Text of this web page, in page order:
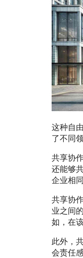
这种自
了不同
共享协
还能够
企业相
共享协
业之间
如，在
此外，
会责任